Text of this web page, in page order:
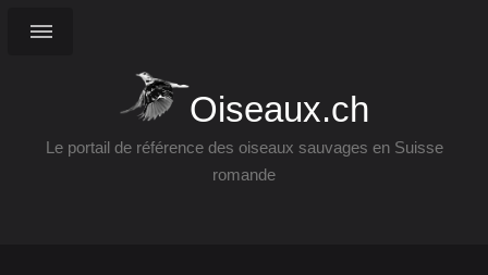
Oiseaux.ch
Le portail de référence des oiseaux sauvages en Suisse
romande